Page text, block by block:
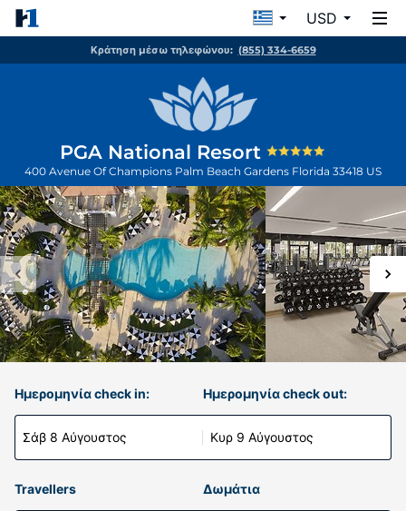
USD
Κράτηση μέσω τηλεφώνου: (855) 334-6659
PGA National Resort
400 Avenue Of Champions Palm Beach Gardens Florida 33418 US
Ημερομηνία check in:
Σάβ 8 Αύγουστος
Ημερομηνία check out:
Κυρ 9 Αύγουστος
Travellers Δωμάτια